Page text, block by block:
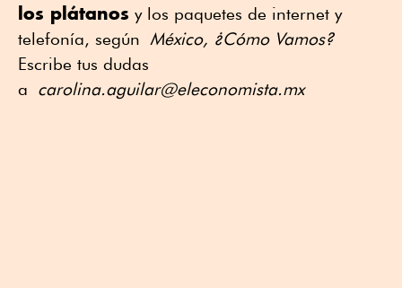
los plátanos y los paquetes de internet y
telefonía, según México, ¿Cómo Vamos?
Escribe tus dudas
a carolina.aguilar@eleconomista.mx